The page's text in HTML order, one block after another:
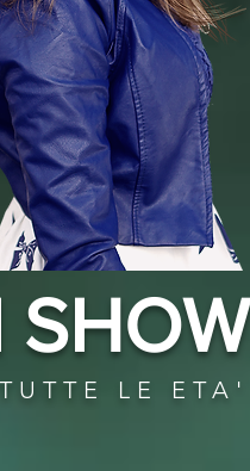
SHOW
LE ETA'